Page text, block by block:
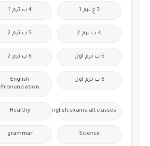
3 ع ترم 1 4 ب ترم 1
4 ب ترم 2 5 ب ترم 2
5 ب ترم اول 6 ب ترم 2
6 ب ترم اول
English
Pronunciation
Free.English.exams.all.classes
Healthy
Science
grammar